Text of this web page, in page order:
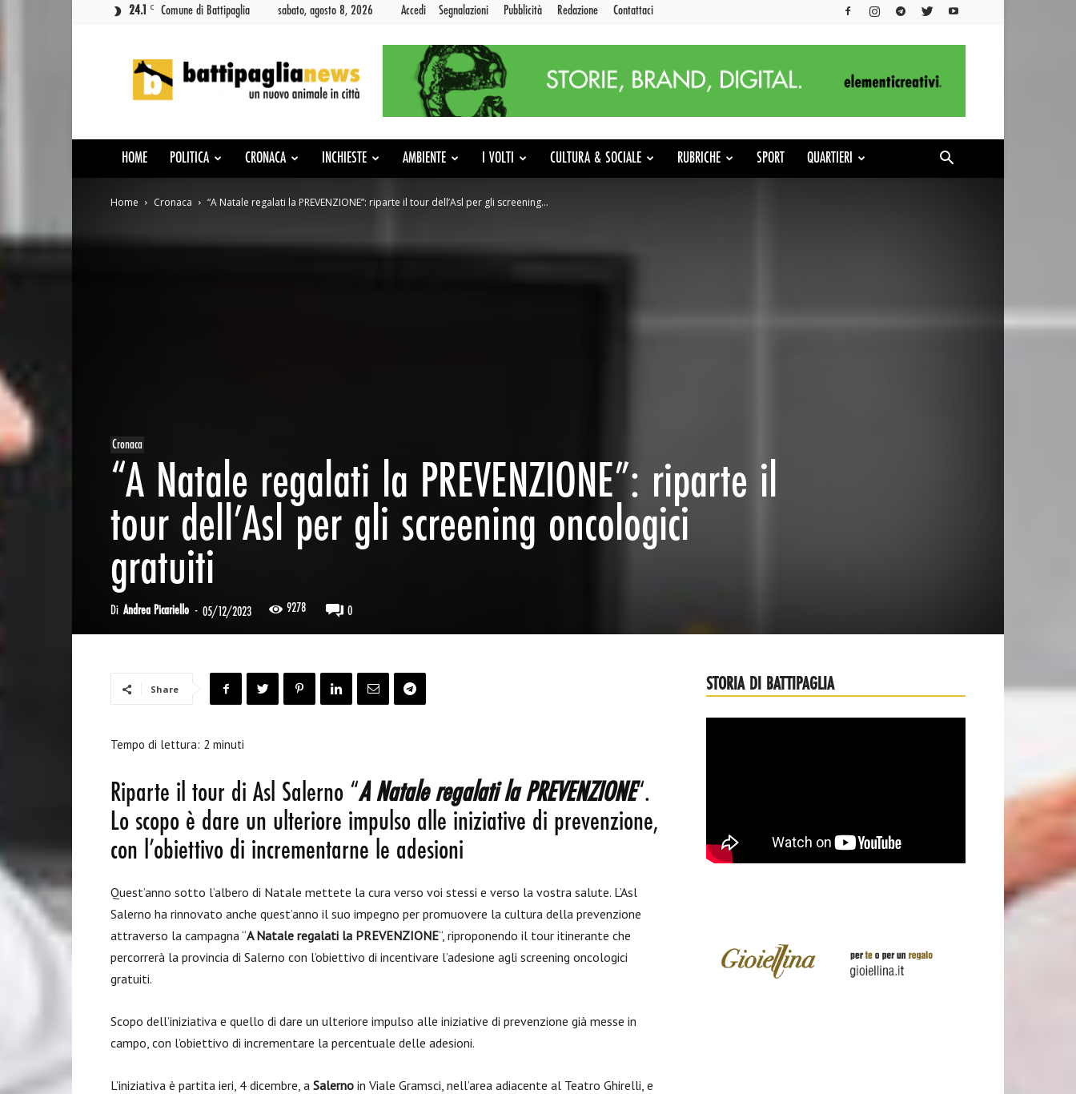
24.1 C Comune di Battipaglia sabato, agosto 8, 2026 Accedi Segnalazioni Pubblicità Redazione Contattaci
News
HOME POLITICA CRONACA INCHIESTE AMBIENTE I VOLTI CULTURA & SOCIALE RUBRICHE SPORT QUARTIERI
Home Cronaca “A Natale regalati la PREVENZIONE”: riparte il tour dell’Asl per gli screening...
Cronaca
“A Natale regalati la PREVENZIONE”: riparte il
tour dell’Asl per gli screening oncologici
gratuiti
Di Andrea Picariello - 05/12/2023 9278 0
Share
Tempo di lettura: 2 minuti
Riparte il tour di Asl Salerno “A Natale regalati la PREVENZIONE“.
Lo scopo è dare un ulteriore impulso alle iniziative di prevenzione,
con l’obiettivo di incrementarne le adesioni
Quest’anno sotto l’albero di Natale mettete la cura verso voi stessi e verso la vostra salute. L’Asl
Salerno ha rinnovato anche quest’anno il suo impegno per promuovere la cultura della prevenzione
attraverso la campagna “A Natale regalati la PREVENZIONE“, riproponendo il tour itinerante che
percorrerà la provincia di Salerno con l’obiettivo di incentivare l’adesione agli screening oncologici
gratuiti.
Scopo dell’iniziativa e quello di dare un ulteriore impulso alle iniziative di prevenzione già messe in
campo, con l’obiettivo di incrementare la percentuale delle adesioni.
L’iniziativa è partita ieri, 4 dicembre, a Salerno in Viale Gramsci, nell’area adiacente al Teatro Ghirelli, e
STORIA DI BATTIPAGLIA